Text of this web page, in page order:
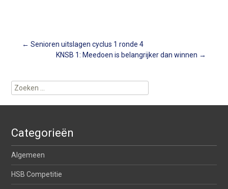
Berichtnavigatie
← Senioren uitslagen cyclus 1 ronde 4
KNSB 1: Meedoen is belangrijker dan winnen →
Zoeken
naar:
Categorieën
Algemeen
HSB Competitie